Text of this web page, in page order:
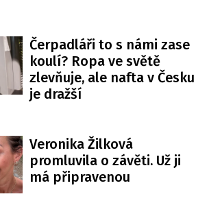
Čerpadláři to s námi zase
koulí? Ropa ve světě
zlevňuje, ale nafta v Česku
je dražší
Veronika Žilková
promluvila o závěti. Už ji
má připravenou